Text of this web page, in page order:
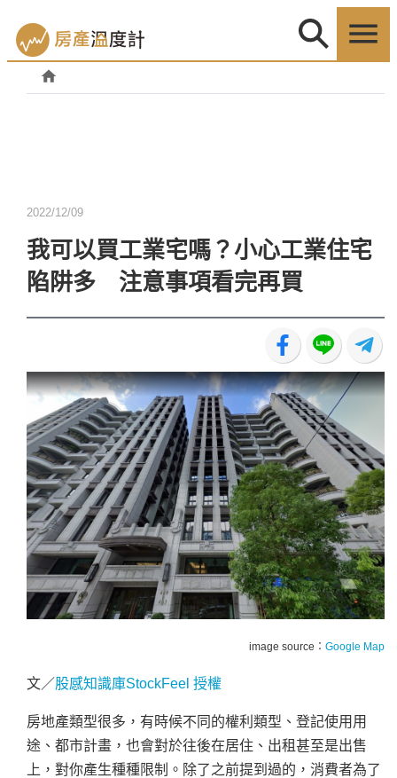
2022/12/09
我可以買工業宅嗎？小心工業住宅
陷阱多 注意事項看完再買
image source： Google Map
文／股感知識庫StockFeel 授權
房地產類型很多，有時候不同的權利類型、登記使用用
途、都市計畫，也會對於往後在居住、出租甚至是出售
上，對你產生種種限制。除了之前提到過的，消費者為了